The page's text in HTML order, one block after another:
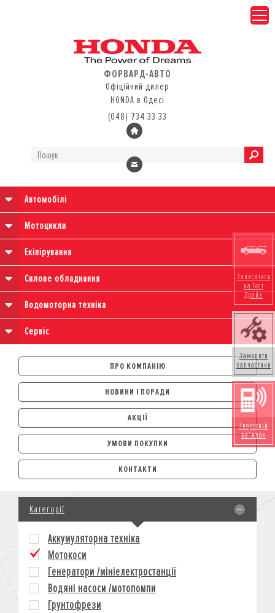
ФОРВАРД-АВТО
Офіційний дилер
HONDA в Одесі
(048) 734 33 33
Автомобілі
Мотоцикли
Екіпірування
Силове обладнання
Водомоторна техніка
Сервіс
ПРО КОМПАНІЮ
НОВИНИ І ПОРАДИ
АКЦІЇ
УМОВИ ПОКУПКИ
АВТОМОБІЛІ
ЛІЗИНГ
КРЕДИТ
СТРАХУВАННЯ
КОРПОРАТИВНИМ КЛІЄНТАМ
МОТОЦИКЛИ
КРЕДИТ
СТРАХУВАННЯ
КОРПОРАТИВНИМ КЛІЄНТАМ
КОНТАКТИ
Записатись
на Тест
Драйв
Замовити
запчастини
Зворотній
зв'язок
Категорії
Аккумуляторна техніка
Мотокоси
Генератори /мініелектростанції
Водяні насоси /мотопомпи
Грунтофрези